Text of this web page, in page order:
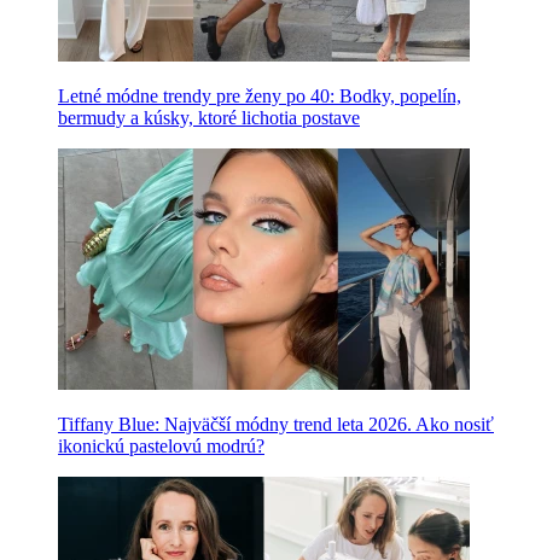
Letné módne trendy pre ženy po 40: Bodky, popelín,
bermudy a kúsky, ktoré lichotia postave
Tiffany Blue: Najväčší módny trend leta 2026. Ako nosiť
ikonickú pastelovú modrú?